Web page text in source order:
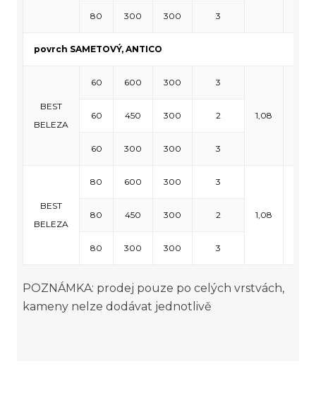
80 300 300 3
povrch SAMETOVÝ, ANTICO
BEST
BELEZA
60 600 300 3
1,08
60 450 300 2
60 300 300 3
BEST
BELEZA
80 600 300 3
1,08
80 450 300 2
80 300 300 3
POZNÁMKA: prodej pouze po celých vrstvách,
kameny nelze dodávat jednotlivě